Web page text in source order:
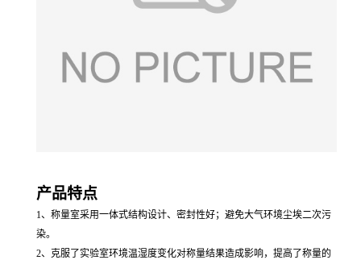
产品特点
1、 称量室采用一体式结构设计、密封性好；避免大气环境尘埃二次污
染。
2、 克服了实验室环境温湿度变化对称量结果造成影响，提高了称量的